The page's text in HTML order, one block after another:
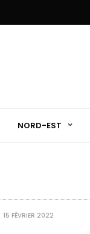
NORD-EST
15 FÉVRIER 2022